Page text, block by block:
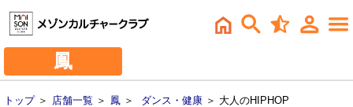
鳳
トップ＞ 店舗一覧 ＞ 鳳 ＞ ダンス・健康 ＞ 大人のHIPHOP